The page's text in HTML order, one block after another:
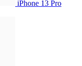
iPhone 13 Pro